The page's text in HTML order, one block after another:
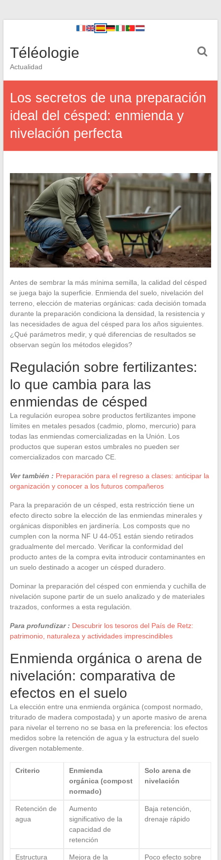
Téléologie
Actualidad
Los secretos de una preparación
ideal del césped: enmienda y
nivelación perfecta
Antes de sembrar la más mínima semilla, la calidad del césped
se juega bajo la superficie. Enmienda del suelo, nivelación del
terreno, elección de materias orgánicas: cada decisión tomada
durante la preparación condiciona la densidad, la resistencia y
las necesidades de agua del césped para los años siguientes.
¿Qué parámetros medir, y qué diferencias de resultados se
observan según los métodos elegidos?
Regulación sobre fertilizantes:
lo que cambia para las
enmiendas de césped
La regulación europea sobre productos fertilizantes impone
límites en metales pesados (cadmio, plomo, mercurio) para
todas las enmiendas comercializadas en la Unión. Los
productos que superan estos umbrales no pueden ser
comercializados con marcado CE.
Ver también : Preparación para el regreso a clases: anticipar la
organización y conocer a los futuros compañeros
Para la preparación de un césped, esta restricción tiene un
efecto directo sobre la elección de las enmiendas minerales y
orgánicas disponibles en jardinería. Los composts que no
cumplen con la norma NF U 44-051 están siendo retirados
gradualmente del mercado. Verificar la conformidad del
producto antes de la compra evita introducir contaminantes en
un suelo destinado a acoger un césped duradero.
Dominar la preparación del césped con enmienda y cuchilla de
nivelación supone partir de un suelo analizado y de materiales
trazados, conformes a esta regulación.
Para profundizar : Descubrir los tesoros del País de Retz:
patrimonio, naturaleza y actividades imprescindibles
Enmienda orgánica o arena de
nivelación: comparativa de
efectos en el suelo
La elección entre una enmienda orgánica (compost normado,
triturado de madera compostada) y un aporte masivo de arena
para nivelar el terreno no se basa en la preferencia: los efectos
medidos sobre la retención de agua y la estructura del suelo
divergen notablemente.
Criterio
Enmienda
orgánica (compost
normado)
Solo arena de
nivelación
Retención de
agua
Aumento
significativo de la
capacidad de
retención
Baja retención,
drenaje rápido
Estructura
Mejora de la
Poco efecto sobre